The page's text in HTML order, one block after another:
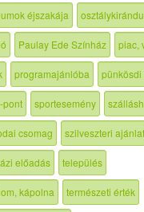
éjszakája
Paulay Ede Színház piac,
programajánlóba pünkösdi
pont sportesemény
csomag szilveszteri ajánlat
előadás település
kápolna természeti érték